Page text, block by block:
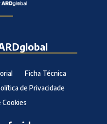
Ficha Técnica
de Privacidade
Cookies